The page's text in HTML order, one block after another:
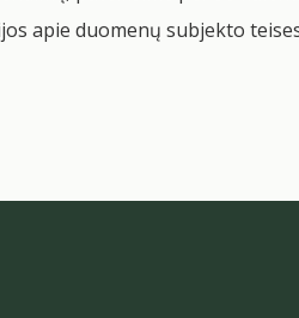
apie duomenų subjekto